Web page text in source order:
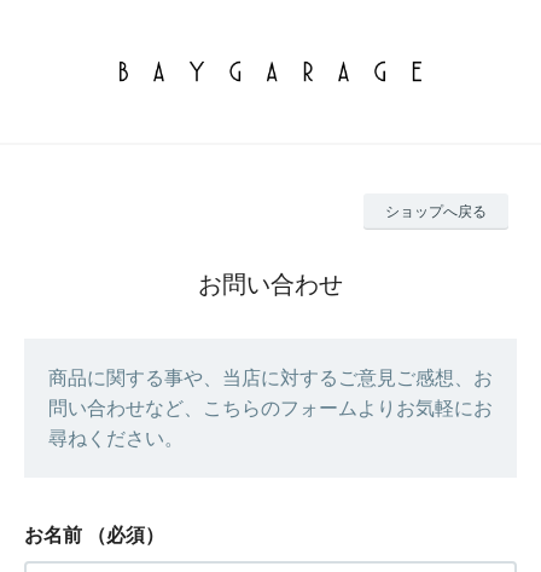
ショップへ戻る
お問い合わせ
商品に関する事や、当店に対するご意見ご感想、お
問い合わせなど、こちらのフォームよりお気軽にお
尋ねください。
お名前 （必須）